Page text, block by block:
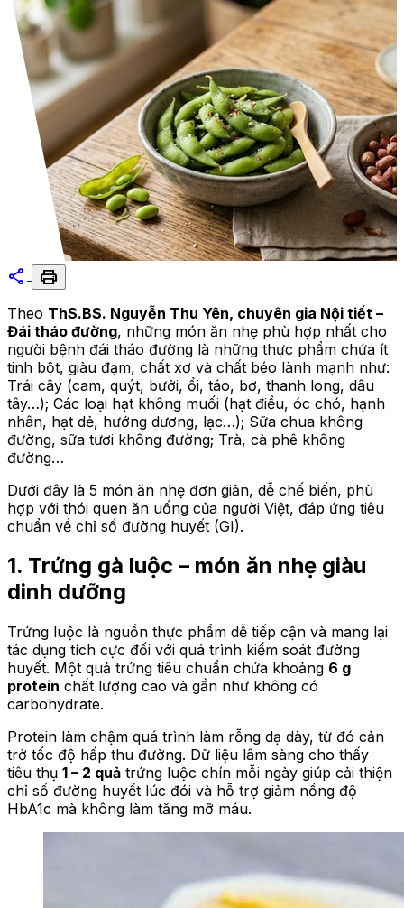
share print
Theo ThS.BS. Nguyễn Thu Yên, chuyên gia Nội tiết –
Đái tháo đường, những món ăn nhẹ phù hợp nhất cho
người bệnh đái tháo đường là những thực phẩm chứa ít
tinh bột, giàu đạm, chất xơ và chất béo lành mạnh như:
Trái cây (cam, quýt, bưởi, ổi, táo, bơ, thanh long, dâu
tây…); Các loại hạt không muối (hạt điều, óc chó, hạnh
nhân, hạt dẻ, hướng dương, lạc…); Sữa chua không
đường, sữa tươi không đường; Trà, cà phê không
đường…
Dưới đây là 5 món ăn nhẹ đơn giản, dễ chế biến, phù
hợp với thói quen ăn uống của người Việt, đáp ứng tiêu
chuẩn về chỉ số đường huyết (GI).
1. Trứng gà luộc – món ăn nhẹ giàu
dinh dưỡng
Trứng luộc là nguồn thực phẩm dễ tiếp cận và mang lại
tác dụng tích cực đối với quá trình kiểm soát đường
huyết. Một quả trứng tiêu chuẩn chứa khoảng 6 g
protein chất lượng cao và gần như không có
carbohydrate.
Protein làm chậm quá trình làm rỗng dạ dày, từ đó cản
trở tốc độ hấp thu đường. Dữ liệu lâm sàng cho thấy
tiêu thụ 1 – 2 quả trứng luộc chín mỗi ngày giúp cải thiện
chỉ số đường huyết lúc đói và hỗ trợ giảm nồng độ
HbA1c mà không làm tăng mỡ máu.